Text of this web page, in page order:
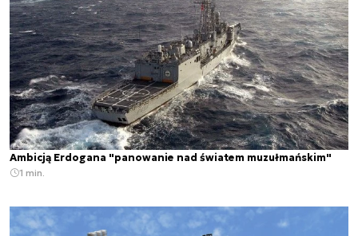
Ambicją Erdogana "panowanie nad światem muzułmańskim"
1 min.